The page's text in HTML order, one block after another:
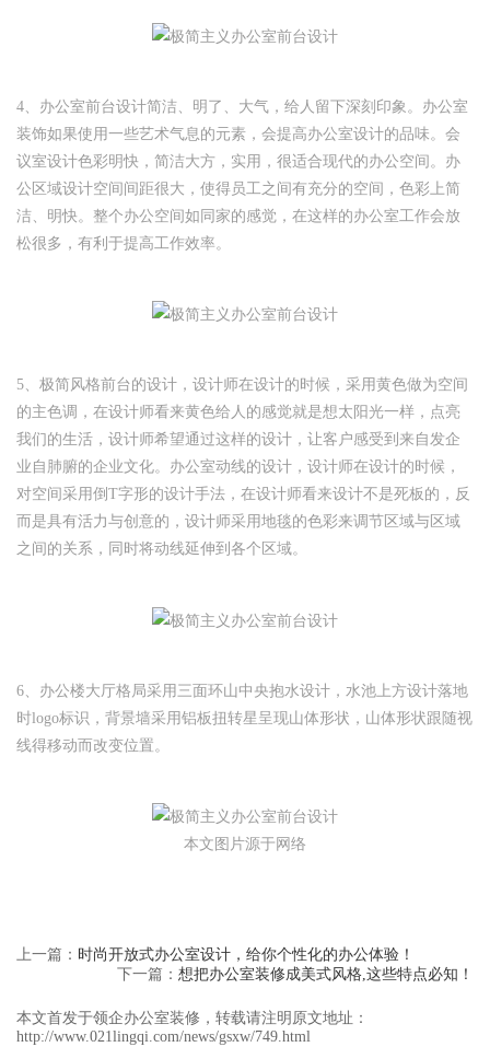
4、办公室前台设计简洁、明了、大气，给人留下深刻印象。办公室
装饰如果使用一些艺术气息的元素，会提高办公室设计的品味。会
议室设计色彩明快，简洁大方，实用，很适合现代的办公空间。办
公区域设计空间间距很大，使得员工之间有充分的空间，色彩上简
洁、明快。整个办公空间如同家的感觉，在这样的办公室工作会放
松很多，有利于提高工作效率。
5、极简风格前台的设计，设计师在设计的时候，采用黄色做为空间
的主色调，在设计师看来黄色给人的感觉就是想太阳光一样，点亮
我们的生活，设计师希望通过这样的设计，让客户感受到来自发企
业自肺腑的企业文化。办公室动线的设计，设计师在设计的时候，
对空间采用倒T字形的设计手法，在设计师看来设计不是死板的，反
而是具有活力与创意的，设计师采用地毯的色彩来调节区域与区域
之间的关系，同时将动线延伸到各个区域。
6、办公楼大厅格局采用三面环山中央抱水设计，水池上方设计落地
时logo标识，背景墙采用铝板扭转星呈现山体形状，山体形状跟随视
线得移动而改变位置。
本文图片源于网络
上一篇： 时尚开放式办公室设计，给你个性化的办公体验！
下一篇： 想把办公室装修成美式风格,这些特点必知！
本文首发于领企办公室装修，转载请注明原文地址：
http://www.021lingqi.com/news/gsxw/749.html